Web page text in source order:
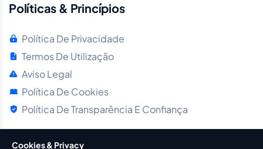
Políticas & Princípios
Política De Privacidade
Termos De Utilização
Aviso Legal
Política De Cookies
Política De Transparência E Confiança
Cookies & Privacy